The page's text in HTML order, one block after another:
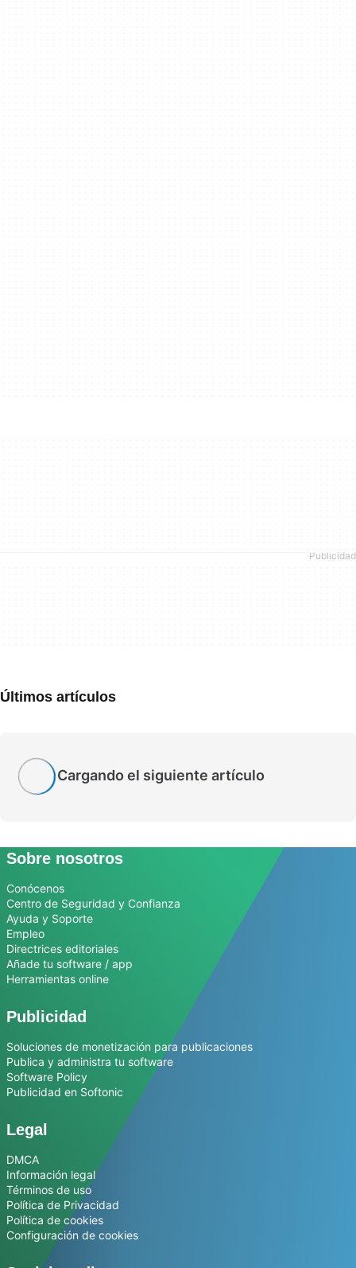
Últimos artículos
Cargando el siguiente artículo
Sobre nosotros
Conócenos
Centro de Seguridad y Confianza
Ayuda y Soporte
Empleo
Directrices editoriales
Añade tu software / app
Herramientas online
Publicidad
Soluciones de monetización para publicaciones
Publica y administra tu software
Software Policy
Publicidad en Softonic
Legal
DMCA
Información legal
Términos de uso
Política de Privacidad
Política de cookies
Configuración de cookies